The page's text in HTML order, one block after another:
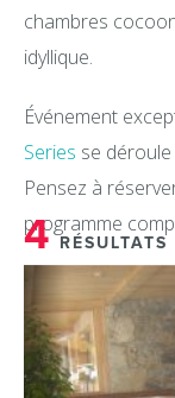
chambres
idyllique.
Événement
Series se
Pensez à
programme
4 RÉSULTATS